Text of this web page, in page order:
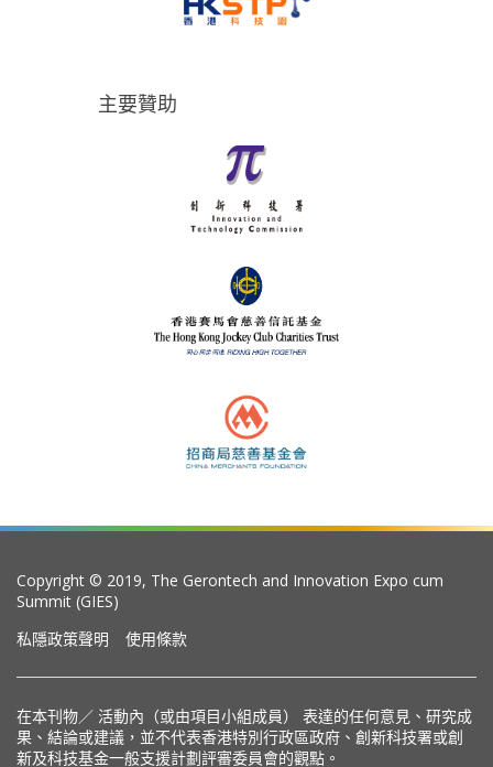
主要贊助
Copyright © 2019, The Gerontech and Innovation Expo cum
Summit (GIES)
私隱政策聲明
使用條款
在本刊物／ 活動內（或由項目小組成員） 表達的任何意見、研究成
果、結論或建議，並不代表香港特別行政區政府、創新科技署或創
新及科技基金一般支援計劃評審委員會的觀點。